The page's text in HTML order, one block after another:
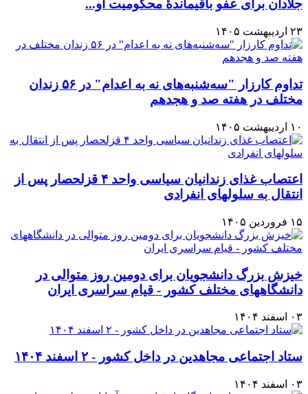
جلادان برای عفو باقیماندهٔ محکومیت او...
۲۳ اردیبهشت ۱۴۰۵
تداوم کارزار "سه‌شنبه‌های نه به اعدام" در ۵۶ زندان
مختلف در هفته صد و هجدهم
۱۰ اردیبهشت ۱۴۰۵
اعتصاب غذای زندانیان سیاسی واحد ۴ قزلحصار پس از
انتقال به سلولهای انفرادی
۱۵ فروردین ۱۴۰۵
خیزش بزرگ دانشجویان برای دومین روز متوالی در
دانشگاههای مختلف کشور - قیام سراسری ایران
۰۳ اسفند ۱۴۰۴
ستاد اجتماعی مجاهدین در داخل کشور - ۲ اسفند ۱۴۰۴
۰۳ اسفند ۱۴۰۴